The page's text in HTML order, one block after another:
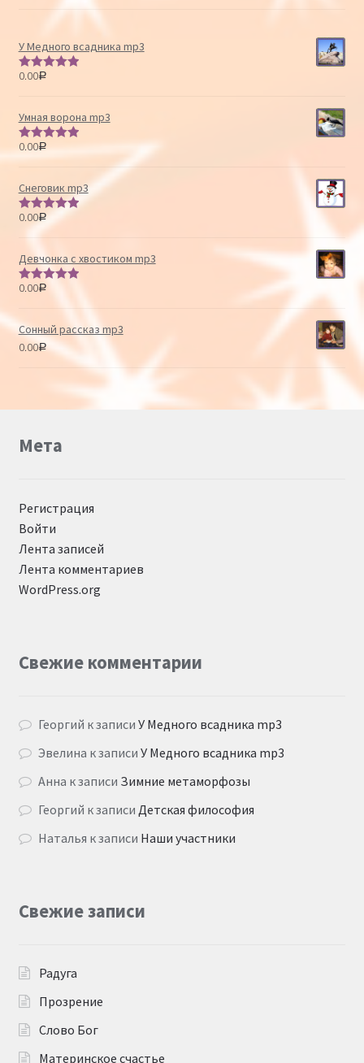
У Медного всадника mp3
Оценка
0.00Р
Умная ворона mp3
Оценка
0.00Р
Снеговик mp3
Оценка
5.00
0.00Р
Девчонка с хвостиком mp3
Оценка
0.00Р
Сонный рассказ mp3
0.00Р
Мета
Регистрация
Войти
Лента записей
Лента комментариев
WordPress.org
Свежие комментарии
Георгий к записиУ Медного всадника mp3
Эвелина к записиУ Медного всадника mp3
Анна к записи Зимние метаморфозы
Георгий к записи Детская философия
Наталья к записи Наши участники
Свежие записи
Радуга
Прозрение
Слово Бог
Материнское счастье